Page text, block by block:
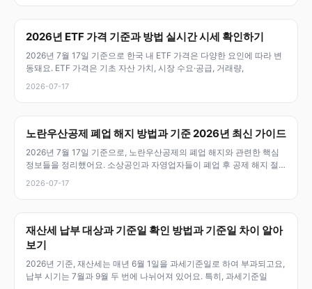
2026년 ETF 가격 기준과 방법 실시간 시세 확인하기
2026년 7월 17일 기준으로 한국 내 ETF 가격은 다양한 요인에 따라 변
동돼요. ETF 가격은 기초 자산 가치, 시장 수요·공급, 거래량,
2026-07-17
노란우산공제 폐업 해지 방법과 기준 2026년 최신 가이드
2026년 7월 17일 기준으로, 노란우산공제의 폐업 해지와 관련한 핵심
정보들을 정리했어요. 소상공인과 자영업자들이 폐업 후 공제 해지 절
2026-07-17
재산세 납부 대상과 기준일 확인 방법과 기준일 차이 알아
보기
2026년 기준, 재산세는 매년 6월 1일을 과세기준일로 하여 부과되고요,
납부 시기는 7월과 9월 두 번에 나뉘어져 있어요. 특히, 과세기준일